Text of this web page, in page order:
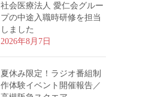
社会医療法人 愛仁会グルー
プの中途入職時研修を担当
しました
2026年8月7日
夏休み限定！ラジオ番組制
作体験イベント開催報告／